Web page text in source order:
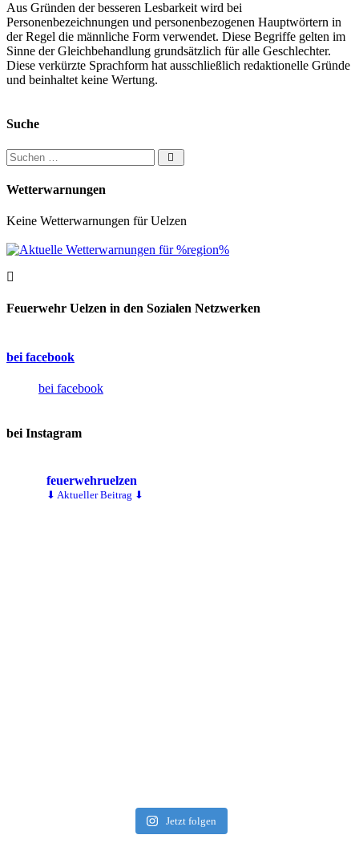
Aus Gründen der besseren Lesbarkeit wird bei
Personenbezeichnungen und personenbezogenen Hauptwörtern in
der Regel die männliche Form verwendet. Diese Begriffe gelten im
Sinne der Gleichbehandlung grundsätzlich für alle Geschlechter.
Diese verkürzte Sprachform hat ausschließlich redaktionelle Gründe
und beinhaltet keine Wertung.
Suche
Suchen nach:
Wetterwarnungen
Keine Wetterwarnungen für Uelzen
Feuerwehr Uelzen in den Sozialen Netzwerken
bei facebook
bei facebook
bei Instagram
feuerwehruelzen
⬇ Aktueller Beitrag ⬇
Jetzt folgen